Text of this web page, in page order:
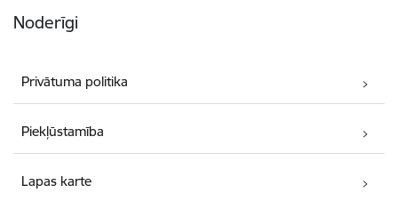
Noderīgi
Privātuma politika
Piekļūstamība
Lapas karte